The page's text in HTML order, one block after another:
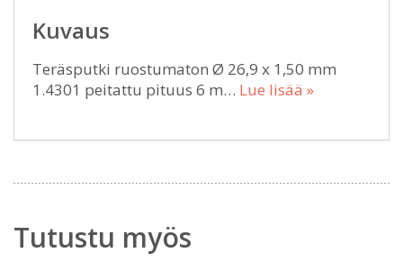
Kuvaus
Teräsputki ruostumaton Ø 26,9 x 1,50 mm
1.4301 peitattu pituus 6 m… Lue lisää »
Tutustu myös